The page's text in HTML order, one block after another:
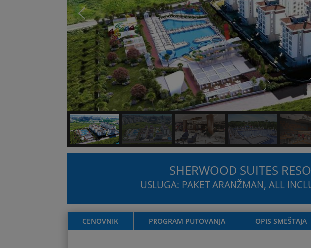
SHERWOOD SUITES
USLUGA: PAKET ARANŽMAN, ALL
CENOVNIK PROGRAM PUTOVANJA OPIS SMEŠTAJA